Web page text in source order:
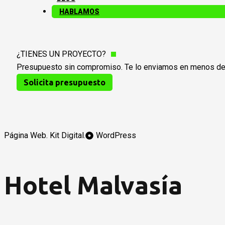
HABLAMOS
¿TIENES UN PROYECTO?
Presupuesto sin compromiso. Te lo enviamos en menos
Solicita presupuesto
Página Web. Kit Digital. WordPress
Hotel Malvasía